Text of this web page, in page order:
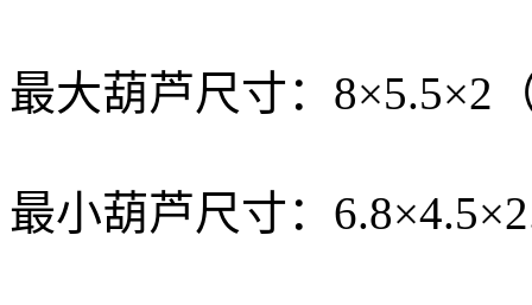
最大葫芦尺寸：8×5.5×2
最小葫芦尺寸：